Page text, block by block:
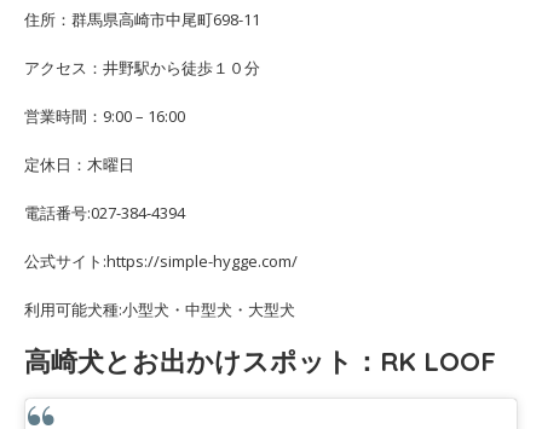
住所：群馬県高崎市中尾町698-11
アクセス：井野駅から徒歩１０分
営業時間：9:00 – 16:00
定休日：木曜日
電話番号:027-384-4394
公式サイト:https://simple-hygge.com/
利用可能犬種:小型犬・中型犬・大型犬
高崎犬とお出かけスポット：RK LOOF